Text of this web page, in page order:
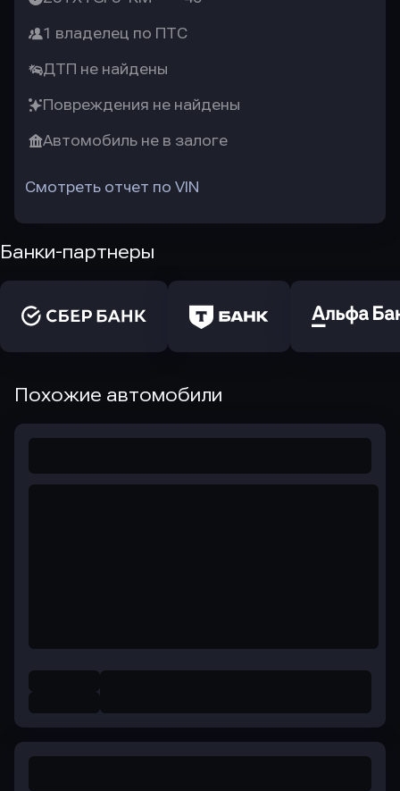
1 владелец по ПТС
ДТП не найдены
Повреждения не найдены
Автомобиль не в залоге
Смотреть отчет по VIN
Банки-партнеры
Похожие автомобили